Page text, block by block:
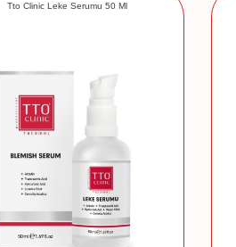
Tto Clinic Leke Serumu 50 Ml